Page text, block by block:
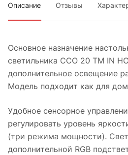
Описание Отзывы
Основное назначение
светильника ССО 20 ТМ IN
дополнительное освещение
Модель подходит как для
Удобное сенсорное
регулировать уровень
(три режима мощности).
дополнительной RGB